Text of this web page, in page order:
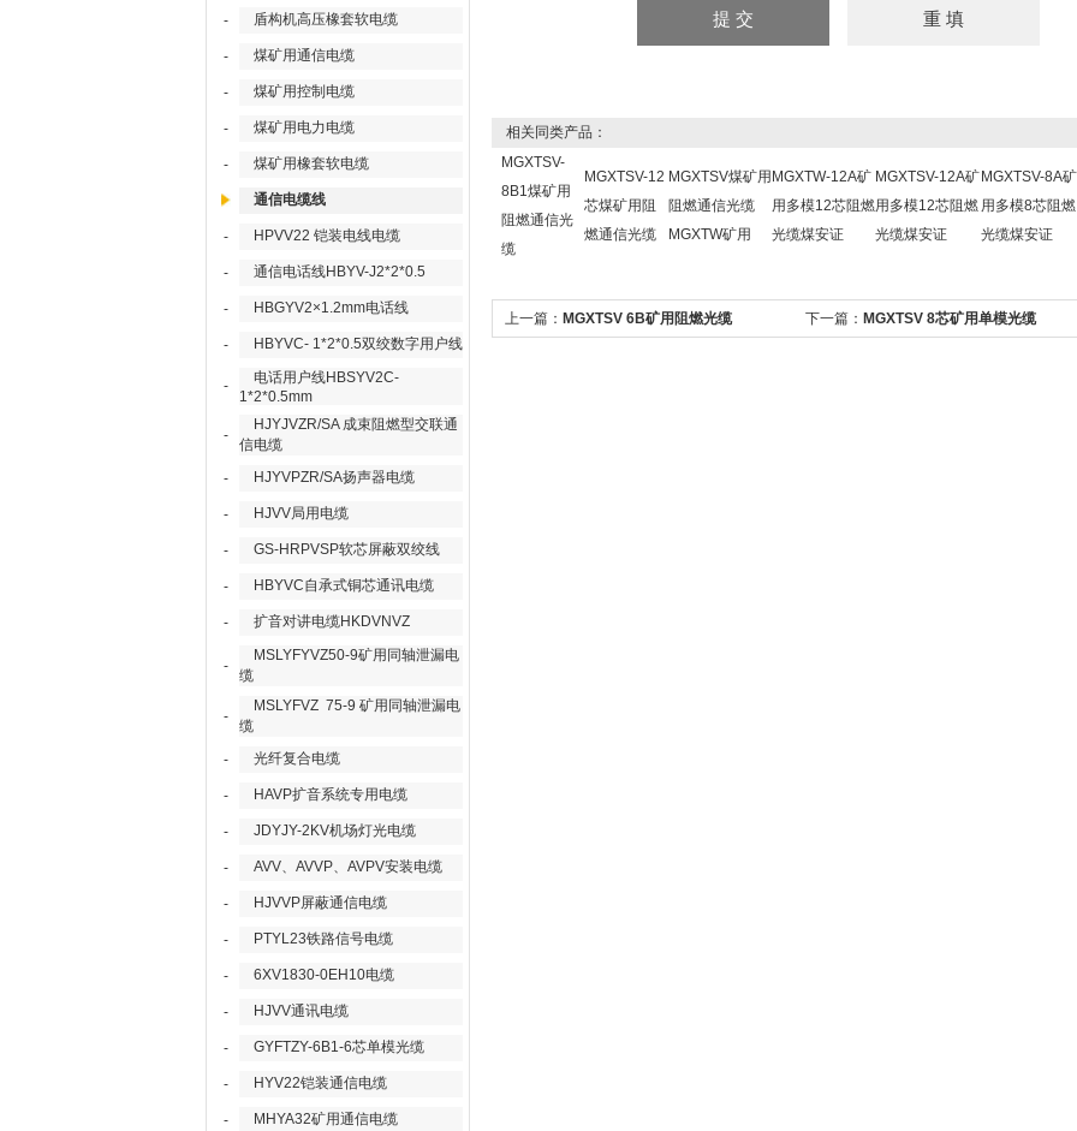
- 盾构机高压橡套软电缆
- 煤矿用通信电缆
- 煤矿用控制电缆
- 煤矿用电力电缆
- 煤矿用橡套软电缆
通信电缆线
- HPVV22 铠装电线电缆
- 通信电话线HBYV-J2*2*0.5
- HBGYV2×1.2mm电话线
- HBYVC- 1*2*0.5双绞数字用户线
-
电话用户线HBSYV2C-
1*2*0.5mm
-
HJYJVZR/SA 成束阻燃型交联通
信电缆
-
HJYVPZR/SA扬声器电缆
- HJVV局用电缆
- GS-HRPVSP软芯屏蔽双绞线
- HBYVC自承式铜芯通讯电缆
- 扩音对讲电缆HKDVNVZ
-
MSLYFYVZ50-9矿用同轴泄漏电
缆
-
MSLYFVZ 75-9 矿用同轴泄漏电
缆
-
光纤复合电缆
- HAVP扩音系统专用电缆
- JDYJY-2KV机场灯光电缆
- AVV、AVVP、AVPV安装电缆
- HJVVP屏蔽通信电缆
- PTYL23铁路信号电缆
- 6XV1830-0EH10电缆
- HJVV通讯电缆
- GYFTZY-6B1-6芯单模光缆
- HYV22铠装通信电缆
- MHYA32矿用通信电缆
相关同类产品：
MGXTSV-
8B1煤矿用
阻燃通信光
缆
MGXTSV-12
芯煤矿用阻
燃通信光缆
MGXTSV煤矿用
阻燃通信光缆
MGXTW矿用
MGXTW-12A矿
用多模12芯阻燃
光缆煤安证
MGXTSV-12A矿
用多模12芯阻燃
光缆煤安证
MGXTSV-8A矿
用多模8芯阻燃
光缆煤安证
上一篇： MGXTSV 6B矿用阻燃光缆 下一篇： MGXTSV 8芯矿用单模光缆